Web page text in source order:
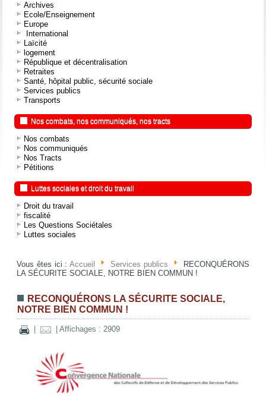
Archives
Ecole/Enseignement
Europe
International
Laïcité
logement
République et décentralisation
Retraites
Santé, hôpital public, sécurité sociale
Services publics
Transports
Nos combats, nos communiqués, nos tracts
Nos combats
Nos communiqués
Nos Tracts
Pétitions
Luttes sociales et droit du travail
Droit du travail
fiscalité
Les Questions Sociétales
Luttes sociales
Vous êtes ici : Accueil Services publics
RECONQUÉRONS
LA SÉCURITE SOCIALE, NOTRE BIEN COMMUN !
RECONQUÉRONS LA SÉCURITE SOCIALE,
NOTRE BIEN COMMUN !
| Affichages : 2909